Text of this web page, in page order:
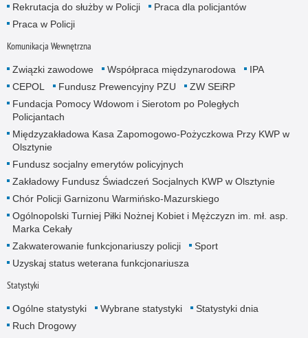
Rekrutacja do służby w Policji
Praca dla policjantów
Praca w Policji
Komunikacja Wewnętrzna
Związki zawodowe Współpraca międzynarodowa
IPA
CEPOL
Fundusz Prewencyjny PZU
ZW SEiRP
Fundacja Pomocy Wdowom i Sierotom po Poległych
Policjantach
Międzyzakładowa Kasa Zapomogowo-Pożyczkowa Przy KWP w
Olsztynie
Fundusz socjalny emerytów policyjnych
Zakładowy Fundusz Świadczeń Socjalnych KWP w Olsztynie
Chór Policji Garnizonu Warmińsko-Mazurskiego
Ogólnopolski Turniej Piłki Nożnej Kobiet i Mężczyzn im. mł. asp.
Marka Cekały
Zakwaterowanie funkcjonariuszy policji
Sport
Uzyskaj status weterana funkcjonariusza
Statystyki
Ogólne statystyki Wybrane statystyki
Statystyki dnia
Ruch Drogowy